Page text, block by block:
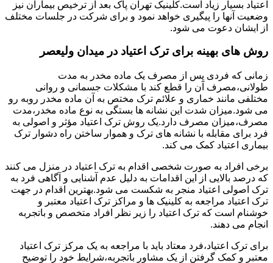
اعتیاد بسیار زیاد است.کلینیک تهران پاک بعد از ترخیص بیماران نیز
وضعیت آنها را پیگیری خواهد نمود و برای شرکت در جلسات مختلف
از ایشان دعوت می شود.
روش های بهینه برای ترک اعتیاد در میدان ولیعصر
زمانی که فردی پس از مصرف یک ماده مخدر به مدت
طولانی،مصرف آن را قطع کند با مشکلات جسمانی و روانی
مختلفی مانند خماری و علائم ترک مختص به آن ماده مخدر روبه رو
می شود.میزان شدت این نشانه ها بستگی به نوع ماده مخدر،مدت
مصرف،میزان مصرف دارد.یک روش ترک اعتیاد مؤثر و اصولی به
فرد برای مقابله با نشانه های ترک و هموار ساختن راه دشوار ترک
بیماری اعتیاد کمک می کند.
برخی افراد به صورت شخصی اقدام به ترک اعتیاد در منزل می کنند
که درصد بالایی از این اقدامات به دلیل عدم آشنایی و آگاهی فرد به
ترک اصولی اعتیاد منجر به شکست می شود.بهترین اقدام در جهت
ترک اعتیاد مراجعه به کلینیک ها و مراکز ترک اعتیاد معتبر و
خوشنام است که ترک اعتیاد را زیر نظر افراد متخصص و باتجربه
انجام می دهند.
برای ترک اعتیاد،فرد معتاد باید با مراجعه به یک مرکز ترک اعتیاد
معتبر و کمک گرفتن از یک مشاور باتجربه،شرایط خود را توضیح